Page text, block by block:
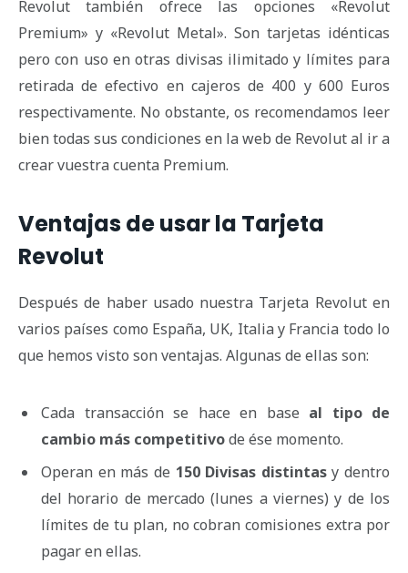
Revolut también ofrece las opciones «Revolut
Premium» y «Revolut Metal». Son tarjetas idénticas
pero con uso en otras divisas ilimitado y límites para
retirada de efectivo en cajeros de 400 y 600 Euros
respectivamente. No obstante, os recomendamos leer
bien todas sus condiciones en la web de Revolut al ir a
crear vuestra cuenta Premium.
Ventajas de usar la Tarjeta
Revolut
Después de haber usado nuestra Tarjeta Revolut en
varios países como España, UK, Italia y Francia todo lo
que hemos visto son ventajas. Algunas de ellas son:
Cada transacción se hace en base al tipo de
cambio más competitivode ése momento.
Operan en más de 150 Divisas distintasy dentro
del horario de mercado (lunes a viernes) y de los
límites de tu plan, no cobran comisiones extra por
pagar en ellas.